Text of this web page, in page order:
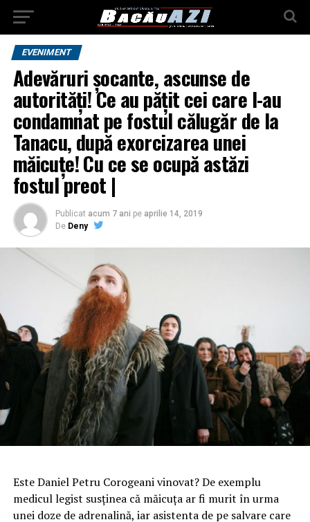
EVENIMENT
Adevăruri șocante, ascunse de
autorități! Ce au pățit cei care l-au
condamnat pe fostul călugăr de la
Tanacu, după exorcizarea unei
măicuțe! Cu ce se ocupă astăzi
fostul preot |
Publicat acum 7 ani pe aprilie 14, 2019
De Deny
Este Daniel Petru Corogeani vinovat? De exemplu
medicul legist susținea că măicuța ar fi murit în urma
unei doze de adrenalină, iar asistenta de pe salvare care